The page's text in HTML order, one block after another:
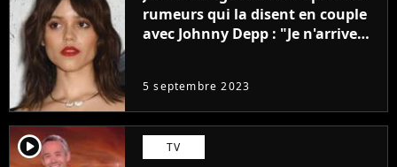
rumeurs qui la disent en couple
avec Johnny Depp : "Je n'arrive
5 septembre 2023
player2 TV